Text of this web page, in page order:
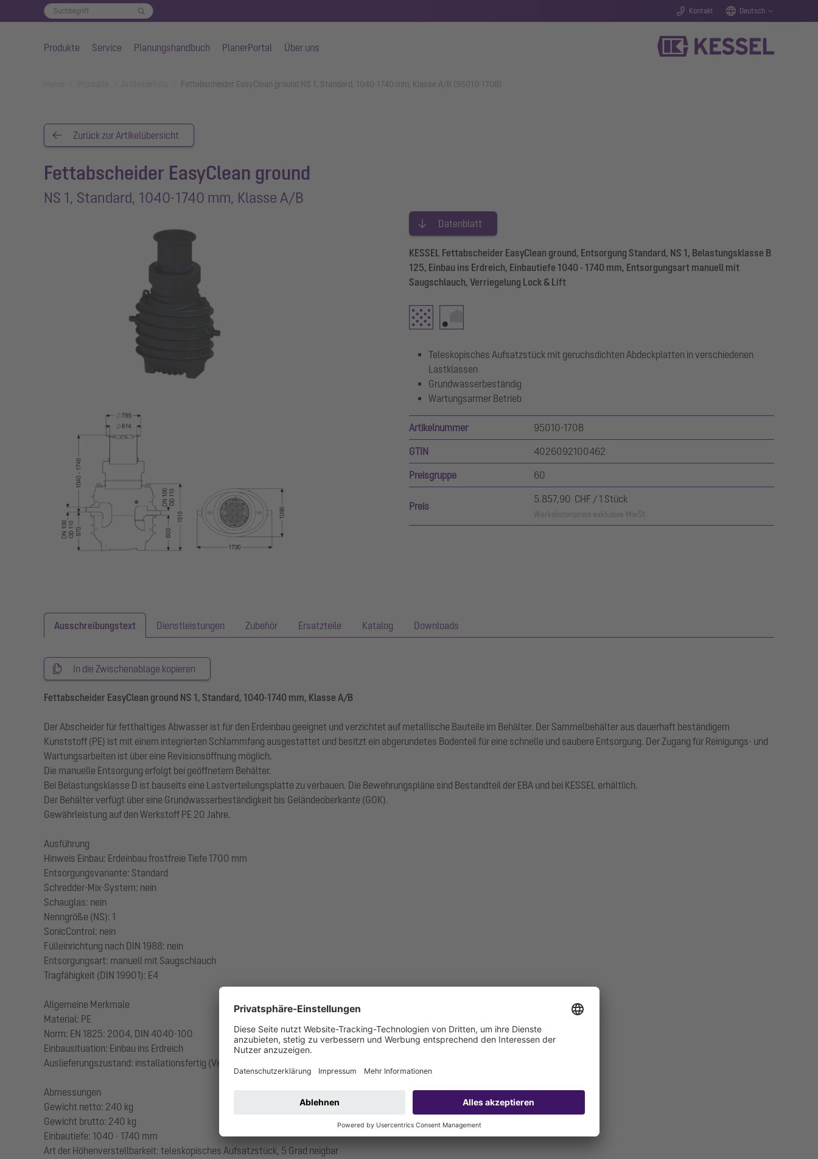
Kontakt Deutsch
Produkte Service Planungshandbuch PlanerPortal Über uns
Fettabscheider EasyClean ground NS 1, Standard, 1040-1740 mm, Klasse A/B (95010-170B)
Zurück zur Artikelübersicht
Fettabscheider EasyClean ground
NS 1, Standard, 1040-1740 mm, Klasse A/B
Datenblatt
KESSEL Fettabscheider EasyClean ground, Entsorgung Standard, NS 1, Belastungsklasse B
125, Einbau ins Erdreich, Einbautiefe 1040 - 1740 mm, Entsorgungsart manuell mit
Saugschlauch, Verriegelung Lock & Lift
Teleskopisches Aufsatzstück mit geruchsdichten Abdeckplatten in verschiedenen
Lastklassen
Grundwasserbeständig
Wartungsarmer Betrieb
Artikelnummer 95010-170B
GTIN 4026092100462
Preisgruppe 60
Preis
5.857,90 CHF / 1 Stück
Werkslistenpreis exklusive MwSt.
Ausschreibungstext Dienstleistungen Zubehör Ersatzteile Katalog Downloads
In die Zwischenablage kopieren
Fettabscheider EasyClean ground NS 1, Standard, 1040-1740 mm, Klasse A/B
Der Abscheider für fetthaltiges Abwasser ist für den Erdeinbau geeignet und verzichtet auf metallische Bauteile im Behälter. Der Sammelbehälter aus dauerhaft beständigem
Kunststoff (PE) ist mit einem integrierten Schlammfang ausgestattet und besitzt ein abgerundetes Bodenteil für eine schnelle und saubere Entsorgung. Der Zugang für Reinigungs- und
Wartungsarbeiten ist über eine Revisionsöffnung möglich.
Die manuelle Entsorgung erfolgt bei geöffnetem Behälter.
Bei Belastungsklasse D ist bauseits eine Lastverteilungsplatte zu verbauen. Die Bewehrungspläne sind Bestandteil der EBA und bei KESSEL erhältlich.
Der Behälter verfügt über eine Grundwasserbeständigkeit bis Geländeoberkante (GOK).
Gewährleistung auf den Werkstoff PE 20 Jahre.
Ausführung
Hinweis Einbau: Erdeinbau frostfreie Tiefe 1700 mm
Entsorgungsvariante: Standard
Schredder-Mix-System: nein
Schauglas: nein
Nenngröße (NS): 1
SonicControl: nein
Fülleinrichtung nach DIN 1988: nein
Entsorgungsart: manuell mit Saugschlauch
Tragfähigkeit (DIN 19901): E4
Allgemeine Merkmale
Material: PE
Norm: EN 1825: 2004, DIN 4040-100
Einbausituation: Einbau ins Erdreich
Auslieferungszustand: installationsfertig (Verbindungsteile sind bauseits anzuschließen)
Abmessungen
Gewicht netto: 240 kg
Gewicht brutto: 240 kg
Einbautiefe: 1040 - 1740 mm
Art der Höhenverstellbarkeit: teleskopisches Aufsatzstück, 5 Grad neigbar